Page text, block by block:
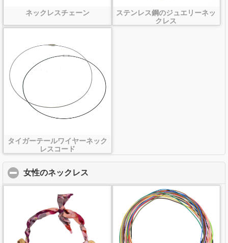
ネックレスチェーン
ステンレス鋼のジュエリーネッ
クレス
タイガーテールワイヤーネック
レスコード
女性のネックレス